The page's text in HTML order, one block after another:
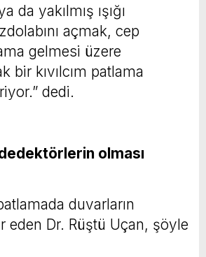
da yakılmış ışığı
açmak, cep
gelmesi üzere
bir kıvılcım patlama
dedi.
olması
duvarların
eden Dr. Rüştü Uçan, şöyle